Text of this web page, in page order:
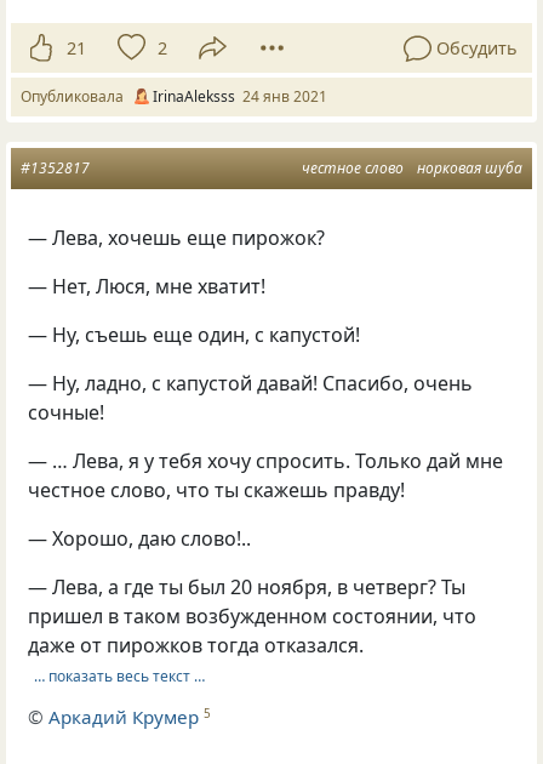
21 2 Обсудить
Опубликовала IrinaAleksss 24 янв 2021
честное слово норковая шуба
#1352817
— Лева, хочешь еще пирожок?
— Нет, Люся, мне хватит!
— Ну, съешь еще один, с капустой!
— Ну, ладно, с капустой давай! Спасибо, очень
сочные!
— … Лева, я у тебя хочу спросить. Только дай мне
честное слово, что ты скажешь правду!
— Хорошо, даю слово!..
— Лева, а где ты был 20 ноября, в четверг? Ты
пришел в таком возбужденном состоянии, что
даже от пирожков тогда отказался.
… показать весь текст …
©Аркадий Крумер 5